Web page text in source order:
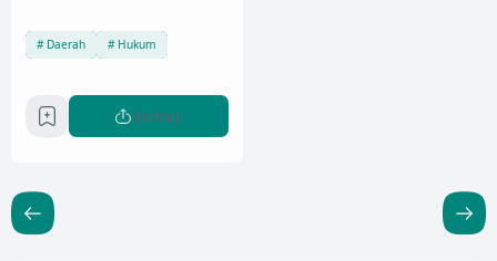
Daerah Hukum
Berbagi